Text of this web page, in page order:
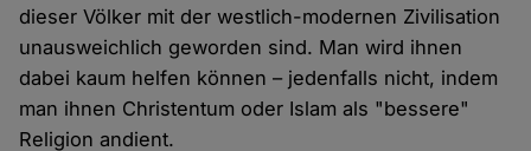
dieser Völker mit der westlich-modernen Zivilisation
unausweichlich geworden sind. Man wird ihnen
dabei kaum helfen können – jedenfalls nicht, indem
man ihnen Christentum oder Islam als "bessere"
Religion andient.